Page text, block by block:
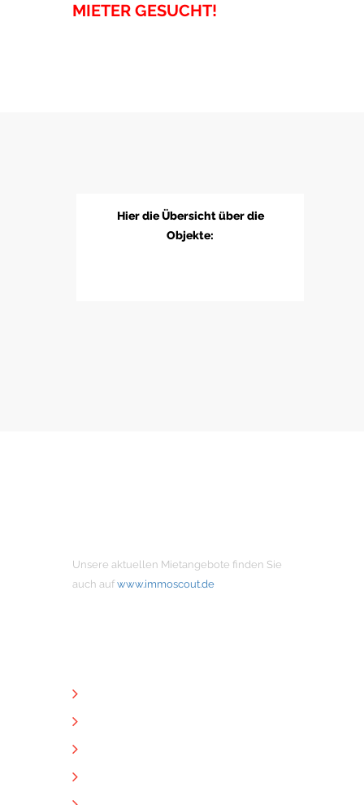
MIETER GESUCHT!
Hier die Übersicht über die
Objekte:
Unsere aktuellen Mietangebote finden Sie
auch auf www.immoscout.de